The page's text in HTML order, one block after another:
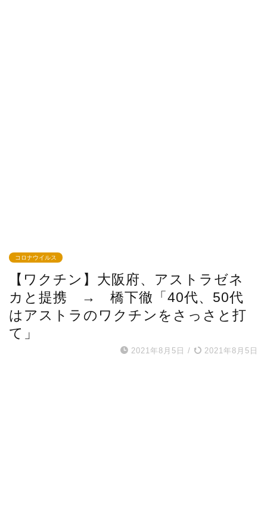
コロナウイルス
【ワクチン】大阪府、アストラゼネ
カと提携 → 橋下徹「40代、50代
はアストラのワクチンをさっさと打
て」
2021年8月5日 / 2021年8月5日